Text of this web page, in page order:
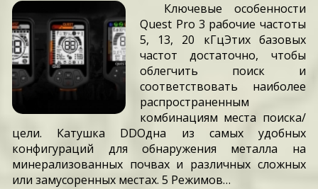
Ключевые особенности
Quest Pro 3 рабочие частоты
5, 13, 20 кГцЭтих базовых
частот достаточно, чтобы
облегчить поиск и
соответствовать наиболее
распространенным
комбинациям места поиска/
цели. Катушка DDОдна из самых удобных
конфигураций для обнаружения металла на
минерализованных почвах и различных сложных
или замусоренных местах. 5 Режимов…